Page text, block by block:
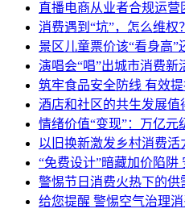
直播电商从业者合规运营
消费遇到“坑”，怎么维权
景区儿童票价该“看身高”
演唱会“唱”出城市消费新
筑牢食品安全防线 有效
酒店和社区的共生发展值
情绪价值“变现”：万亿元
以旧换新激发乡村消费活
“免费设计”暗藏加价陷阱
警惕节日消费火热下的供
给您提醒 警惕空气治理